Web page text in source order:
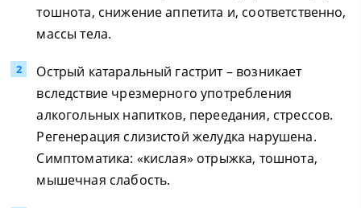
тошнота, снижение аппетита и, соответственно,
массы тела.
Острый катаральный гастрит – возникает
вследствие чрезмерного употребления
алкогольных напитков, переедания, стрессов.
Регенерация слизистой желудка нарушена.
Симптоматика: «кислая» отрыжка, тошнота,
мышечная слабость.